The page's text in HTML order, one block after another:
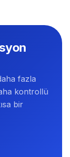
fazla
kontrollü
bir